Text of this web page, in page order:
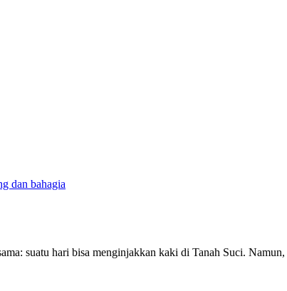
suatu hari bisa menginjakkan kaki di Tanah Suci.